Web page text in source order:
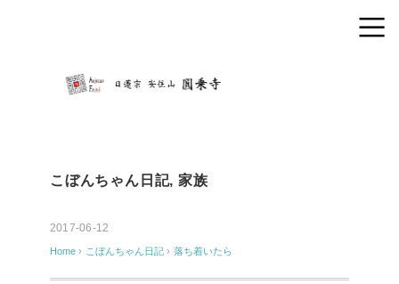
こぼんちゃん日記,家族
2017-06-12
Home › こぼんちゃん日記 › 落ち着いたら